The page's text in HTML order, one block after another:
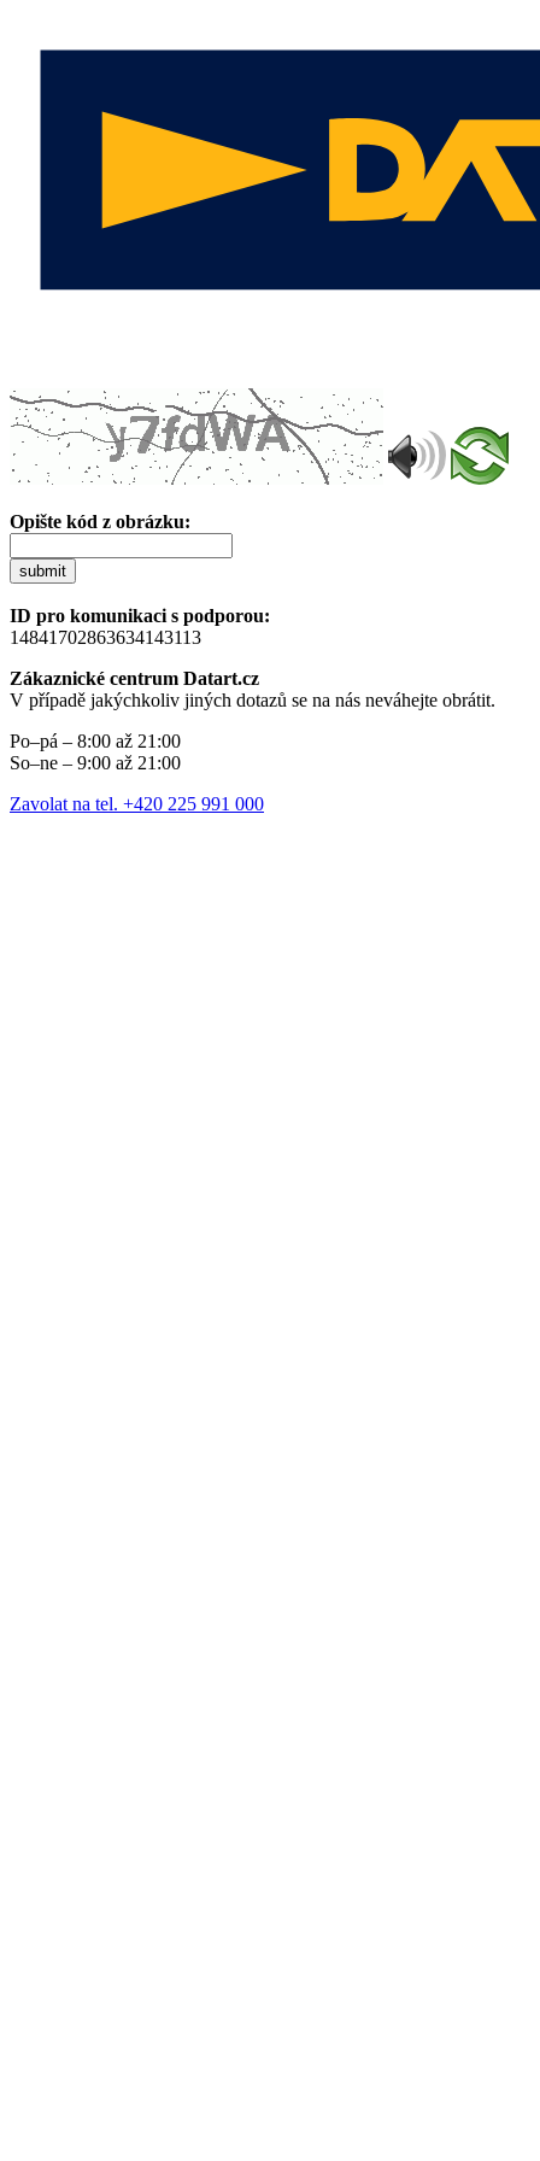
Opište kód z obrázku:
submit
ID pro komunikaci s podporou:
14841702863634143113
Zákaznické centrum Datart.cz
V případě jakýchkoliv jiných dotazů se na nás neváhejte obrátit.
Po–pá – 8:00 až 21:00
So–ne – 9:00 až 21:00
Zavolat na tel. +420 225 991 000